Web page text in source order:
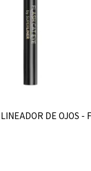
DE OJOS -